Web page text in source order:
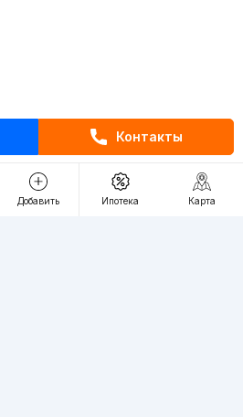
Контакты
Добавить Ипотека Карта